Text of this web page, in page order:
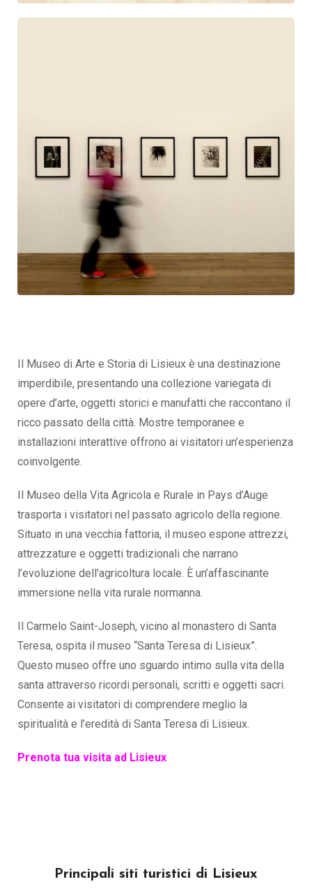
Il Museo di Arte e Storia di Lisieux è una destinazione
imperdibile, presentando una collezione variegata di
opere d’arte, oggetti storici e manufatti che raccontano il
ricco passato della città. Mostre temporanee e
installazioni interattive offrono ai visitatori un’esperienza
coinvolgente.
Il Museo della Vita Agricola e Rurale in Pays d’Auge
trasporta i visitatori nel passato agricolo della regione.
Situato in una vecchia fattoria, il museo espone attrezzi,
attrezzature e oggetti tradizionali che narrano
l’evoluzione dell’agricoltura locale. È un’affascinante
immersione nella vita rurale normanna.
Il Carmelo Saint-Joseph, vicino al monastero di Santa
Teresa, ospita il museo “Santa Teresa di Lisieux”.
Questo museo offre uno sguardo intimo sulla vita della
santa attraverso ricordi personali, scritti e oggetti sacri.
Consente ai visitatori di comprendere meglio la
spiritualità e l’eredità di Santa Teresa di Lisieux.
Prenota tua visita ad Lisieux
Principali siti turistici di Lisieux